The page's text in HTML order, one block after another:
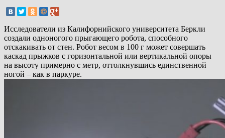
Исследователи из Калифорнийского университета Беркли
создали одноногого прыгающего робота, способного
отскакивать от стен. Робот весом в 100 г может совершать
каскад прыжков с горизонтальной или вертикальной опоры
на высоту примерно c метр, оттолкнувшись единственной
ногой – как в паркуре.